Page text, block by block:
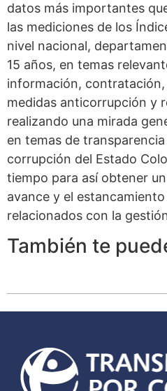
datos más importantes
las mediciones de los
nivel nacional,
15 años, en temas
información,
medidas anticorrupción y
realizando una mirada
en temas de
corrupción del Estado
tiempo para así obtener
avance y el
relacionados con la
También te